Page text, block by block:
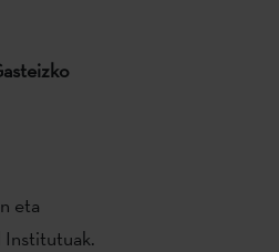
eta
Institutuak.